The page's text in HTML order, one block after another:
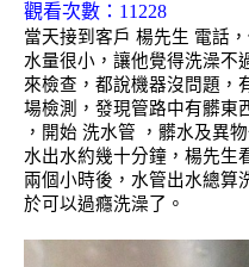
觀看次數：11228
當天接到客戶 楊先生 電話
水量很小，讓他覺得洗澡不
來檢查，都說機器沒問題，
場檢測，發現管路中有髒東
，開始 洗水管 ，髒水及異
水出水約幾十分鐘，楊先生
兩個小時後，水管出水總算
於可以過癮洗澡了。